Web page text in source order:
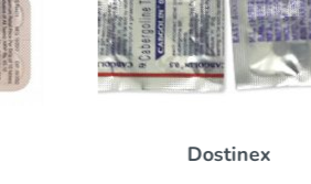
Dostinex